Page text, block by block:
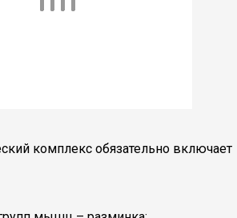
комплекс обязательно включает